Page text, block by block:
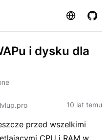
Strona
i dysku dla
10 lat temu
przed wszelkimi
CPU i RAM w